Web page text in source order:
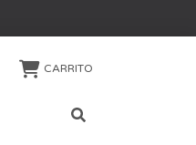
CARRITO